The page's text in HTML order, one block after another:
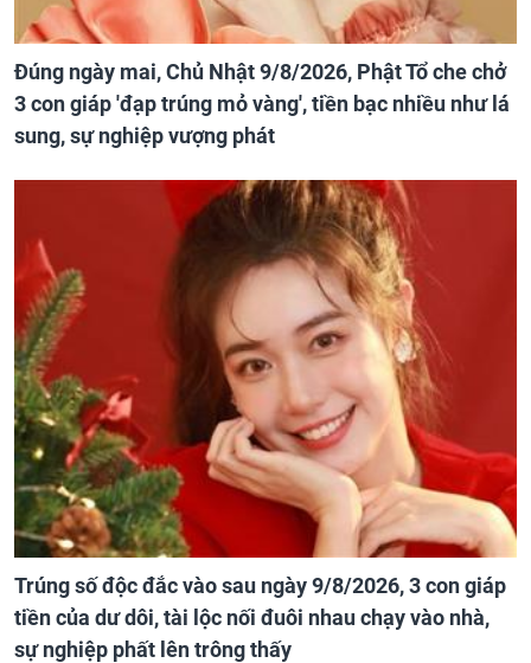
Đúng ngày mai, Chủ Nhật 9/8/2026, Phật Tổ che chở
3 con giáp 'đạp trúng mỏ vàng', tiền bạc nhiều như lá
sung, sự nghiệp vượng phát
Trúng số độc đắc vào sau ngày 9/8/2026, 3 con giáp
tiền của dư dôi, tài lộc nối đuôi nhau chạy vào nhà,
sự nghiệp phất lên trông thấy